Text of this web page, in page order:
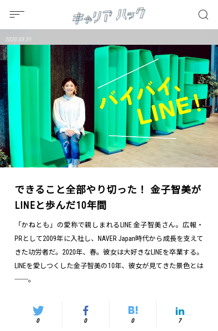
2020.03.31
できること全部やり切った！ 金子智美が
LINEと歩んだ10年間
「かねとも」の愛称で親しまれるLINE 金子智美さん。広報・
PRとして2009年に入社し、NAVER Japan時代から成長を支えて
きた功労者だ。2020年、春。彼女は大好きなLINEを卒業する。
LINEを愛しつくした金子智美の10年、彼女が見てきた景色とは
──。
0 0 0 7